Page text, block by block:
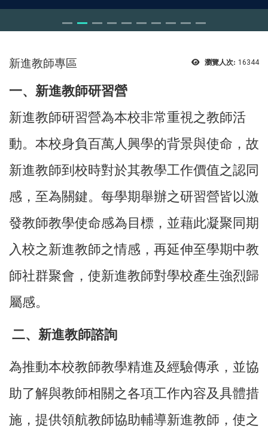
瀏覽人次: 16344
新進教師專區
一、新進教師研習營
新進教師研習營為本校非常重視之教師活
動。本校身負百萬人興學的背景與使命，故
新進教師到校時對於其教學工作價值之認同
感，至為關鍵。每學期舉辦之研習營皆以激
發教師教學使命感為目標，並藉此凝聚同期
入校之新進教師之情感，再延伸至學期中教
師社群聚會，使新進教師對學校產生強烈歸
屬感。
二、新進教師諮詢
為推動本校教師教學精進及經驗傳承，並協
助了解與教師相關之各項工作內容及具體措
施，提供領航教師協助輔導新進教師，使之